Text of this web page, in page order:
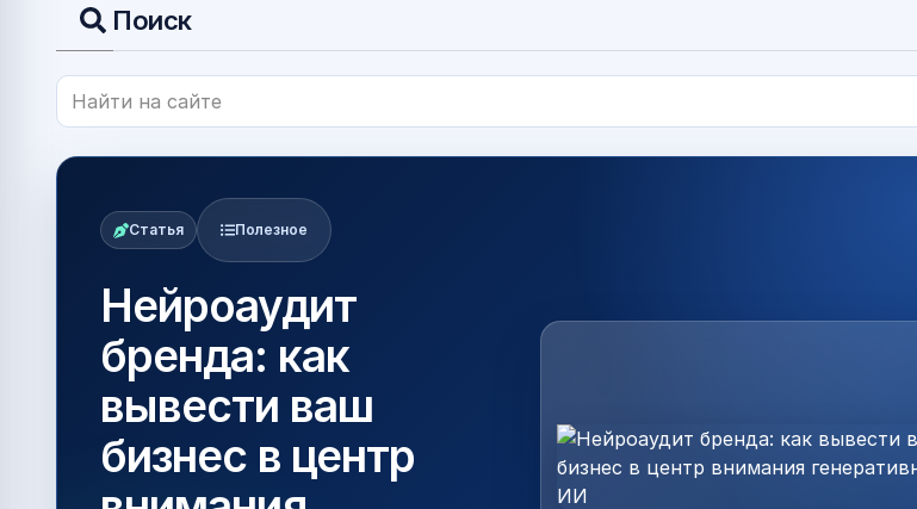
Поиск
Статья Полезное
Нейроаудит
бренда: как
вывести ваш
бизнес в центр